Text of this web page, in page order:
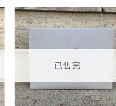
望輕
已售完